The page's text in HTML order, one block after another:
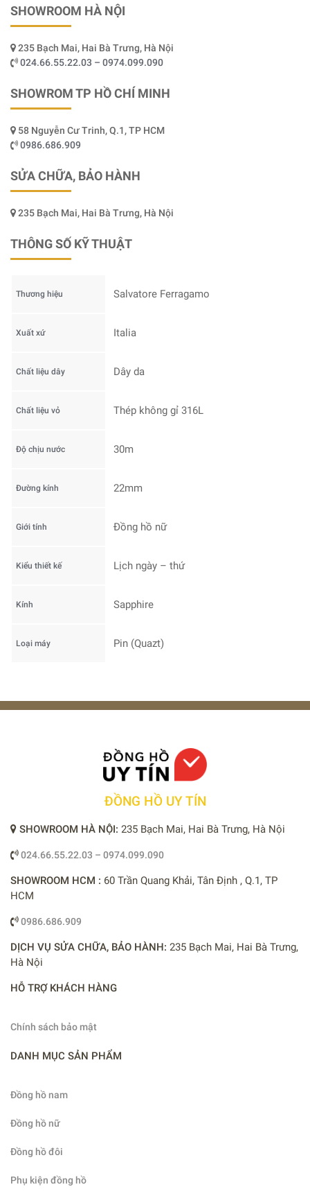
SHOWROOM HÀ NỘI
235 Bạch Mai, Hai Bà Trưng, Hà Nội
024.66.55.22.03 – 0974.099.090
SHOWROM TP HỒ CHÍ MINH
58 Nguyễn Cư Trinh, Q.1, TP HCM
0986.686.909
SỬA CHỮA, BẢO HÀNH
235 Bạch Mai, Hai Bà Trưng, Hà Nội
THÔNG SỐ KỸ THUẬT
Thương hiệu Salvatore Ferragamo
Xuất xứ Italia
Chất liệu dây Dây da
Chất liệu vỏ Thép không gỉ 316L
Độ chịu nước 30m
Đường kính 22mm
Giới tính Đồng hồ nữ
Kiểu thiết kế Lịch ngày – thứ
Kính Sapphire
Loại máy Pin (Quazt)
ĐỒNG HỒ UY TÍN
SHOWROOM HÀ NỘI: 235 Bạch Mai, Hai Bà Trưng, Hà Nội
024.66.55.22.03 – 0974.099.090
SHOWROOM HCM : 60 Trần Quang Khải, Tân Định , Q.1, TP
HCM
0986.686.909
DỊCH VỤ SỬA CHỮA, BẢO HÀNH: 235 Bạch Mai, Hai Bà Trưng,
Hà Nội
HỖ TRỢ KHÁCH HÀNG
Chính sách bảo mật
DANH MỤC SẢN PHẨM
Đồng hồ nam
Đồng hồ nữ
Đồng hồ đôi
Phụ kiện đồng hồ